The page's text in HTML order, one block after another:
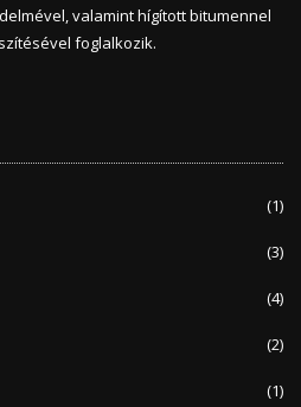
valamint hígított bitumennel
foglalkozik.
(1)
(3)
(4)
(2)
(1)